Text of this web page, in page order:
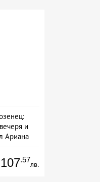
и
Ариана
107.57
лв.